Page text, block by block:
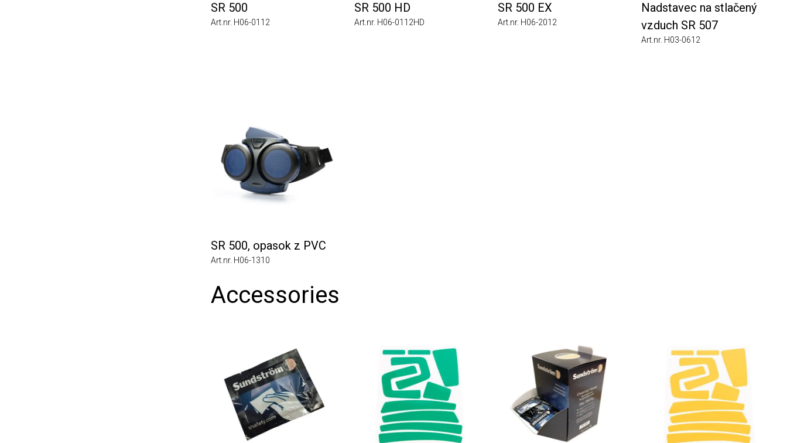
SR 500
Art.nr. H06-0112
SR 500 HD
Art.nr. H06-0112HD
SR 500 EX
Art.nr. H06-2012
Nadstavec na stlačený
vzduch SR 507
Art.nr. H03-0612
SR 500, opasok z PVC
Art.nr. H06-1310
Accessories